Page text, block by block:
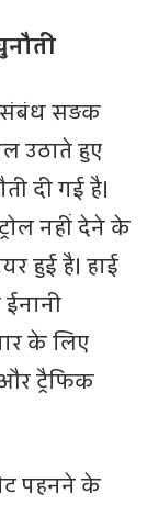
संबंध सड़क
उठाते हुए
दी गई है।
नहीं देने के
हुई है। हाई
के लिए
ट्रैफिक
पहनने के